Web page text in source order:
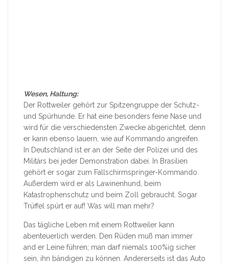
Wesen, Haltung:
Der Rottweiler gehört zur Spitzengruppe der Schutz-
und Spürhunde. Er hat eine besonders feine Nase und
wird für die verschiedensten Zwecke abgerichtet, denn
er kann ebenso lauern, wie auf Kommando angreifen.
In Deutschland ist er an der Seite der Polizei und des
Militärs bei jeder Demonstration dabei. In Brasilien
gehört er sogar zum Fallschirmspringer-Kommando.
Außerdem wird er als Lawinenhund, beim
Katastrophenschutz und beim Zoll gebraucht. Sogar
Trüffel spürt er auf! Was will man mehr?
Das tägliche Leben mit einem Rottweiler kann
abenteuerlich werden. Den Rüden muß man immer
and er Leine führen; man darf niemals 100%ig sicher
sein, ihn bändigen zu können. Andererseits ist das Auto